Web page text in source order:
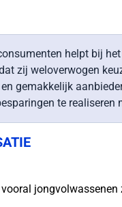
helpt bij
zij weloverwogen
gemakkelijk
te
jongvolwassenen